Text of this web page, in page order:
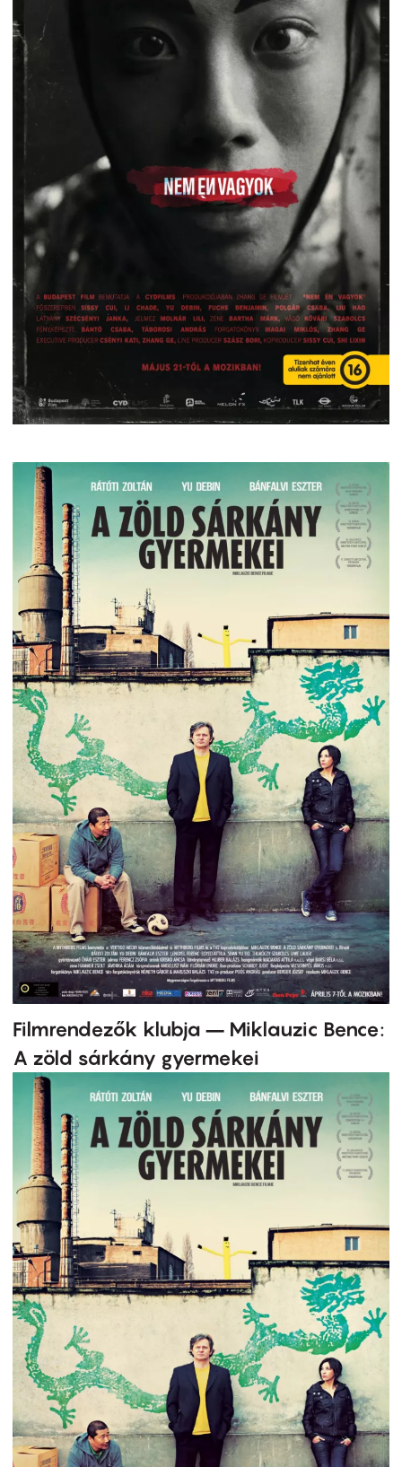
Filmrendezők klubja – Miklauzic Bence:
A zöld sárkány gyermekei